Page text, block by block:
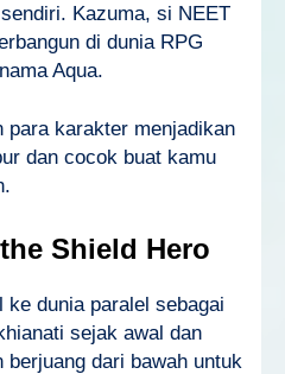
Kazuma, si NEET
di dunia RPG
Aqua.
para karakter menjadikan
dan cocok buat kamu
Shield Hero
ke dunia paralel sebagai
sejak awal dan
berjuang dari bawah untuk